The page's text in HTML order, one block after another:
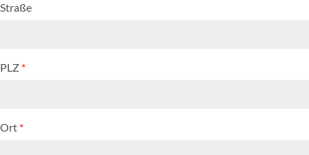
Straße
PLZ *
Ort *